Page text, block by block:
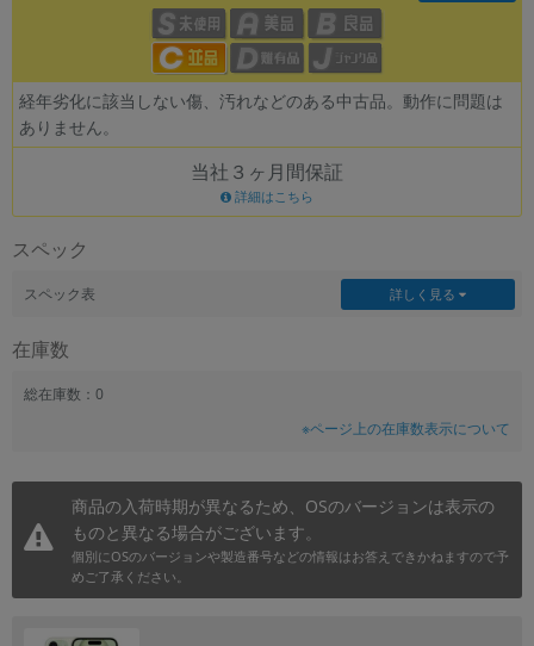
経年劣化に該当しない傷、汚れなどのある中古品。動作に問題は
ありません。
当社３ヶ月間保証
詳細はこちら
スペック
スペック表 詳しく見る
在庫数
総在庫数：0
※ページ上の在庫数表示について
商品の入荷時期が異なるため、OSのバージョンは表示の
ものと異なる場合がございます。
個別にOSのバージョンや製造番号などの情報はお答えできかねますので予
めご了承ください。
~
発売日